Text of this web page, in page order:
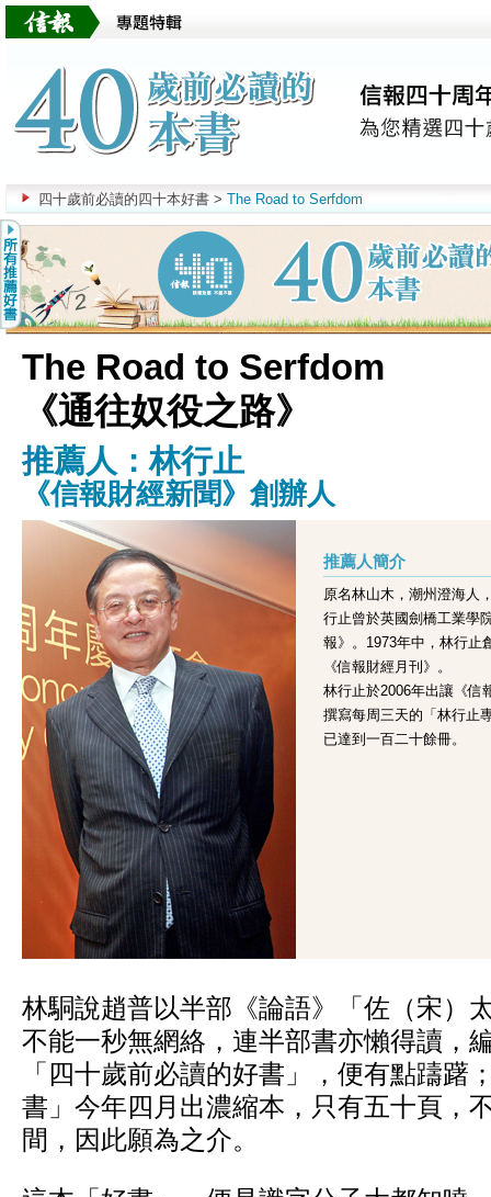
姚珏推薦
The Secret
《秘密》
林行止推薦
The Road to Serfdom
《通往奴役之路》
羅啟銳推薦
One Hundred Years of Solitude
《百年孤寂》
周博賢推薦
Unbearable Lightness of Being
《生命中不能承受之輕》
四十歲前必讀的四十本好書 > The Road to Serfdom
The Road to Serfdom
《通往奴役之路》
推薦人：林行止
《信報財經新聞》創辦人
推薦人簡介
原名林山木，潮州澄海人
行止曾於英國劍橋工業學
報》。1973年中，林行止
《信報財經月刊》。
林行止於2006年出讓《信
撰寫每周三天的「林行止
已達到一百二十餘冊。
林駧說趙普以半部《論語》「佐（宋）
不能一秒無網絡，連半部書亦懶得讀，
「四十歲前必讀的好書」，便有點躊躇
書」今年四月出濃縮本，只有五十頁，
間，因此願為之介。